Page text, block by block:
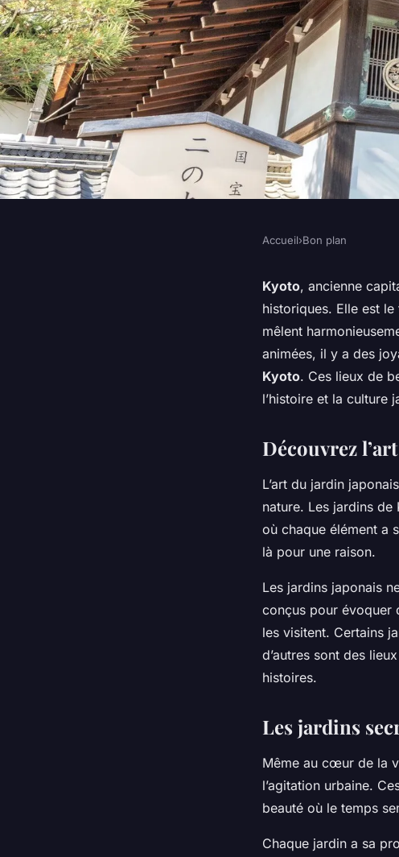
Comment découvrir
Accueil›Bon plan
Kyoto, ancienne
historiques. Elle est
mêlent
animées, il y a des
Kyoto. Ces lieux de
l’histoire et la culture
Découvrez
L’art du jardin
nature. Les jardins
où chaque élément a
là pour une raison.
Les jardins japonais
conçus pour évoquer
les visitent. Certains
d’autres sont des
histoires.
Les jardins
Même au cœur de la
l’agitation urbaine.
beauté où le temps
Chaque jardin a sa